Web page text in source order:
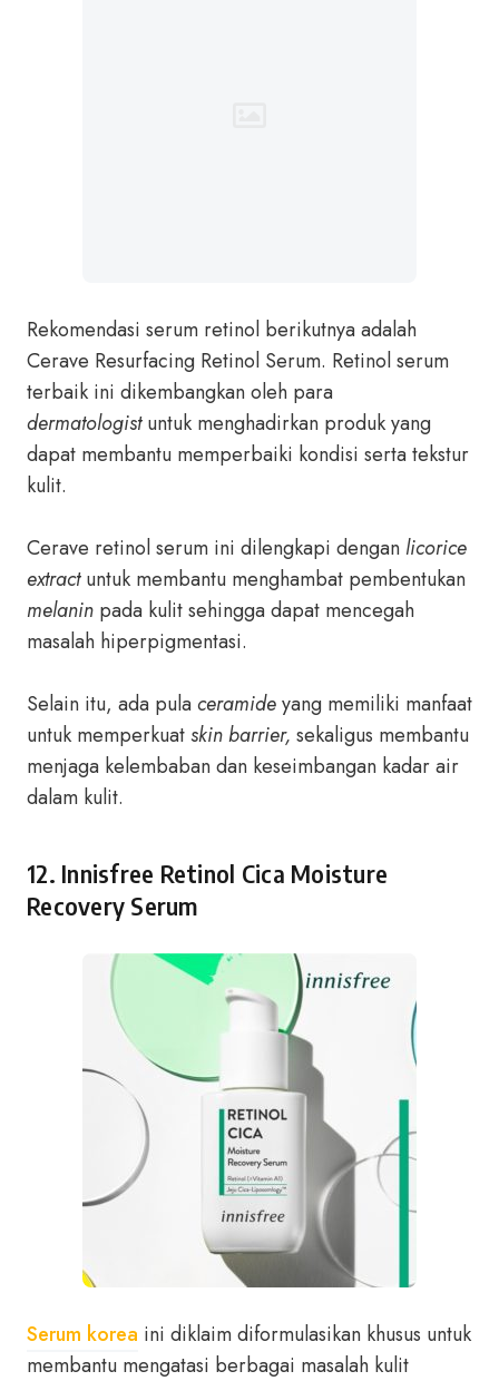
Rekomendasi serum retinol berikutnya adalah
Cerave Resurfacing Retinol Serum. Retinol serum
terbaik ini dikembangkan oleh para
dermatologistuntuk menghadirkan produk yang
dapat membantu memperbaiki kondisi serta tekstur
kulit.
Cerave retinol serum ini dilengkapi dengan licorice
extractuntuk membantu menghambat pembentukan
melanin pada kulit sehingga dapat mencegah
masalah hiperpigmentasi.
Selain itu, ada pulaceramideyang memiliki manfaat
untuk memperkuatskin barrier, sekaligus membantu
menjaga kelembaban dan keseimbangan kadar air
dalam kulit.
12. Innisfree Retinol Cica Moisture
Recovery Serum
Serum korea ini diklaim diformulasikan khusus untuk
membantu mengatasi berbagai masalah kulit